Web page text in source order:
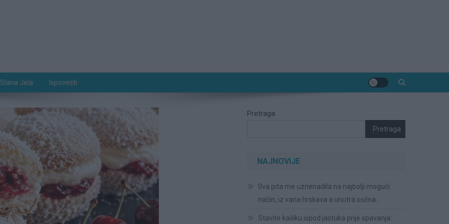
Slana Jela Ispovesti
Pretraga
Pretraga
NAJNOVIJE
0va pita me uznenadila na najbolji mogući
način, iz vana hrskava a unutra sočna…
Stavite kašiku ispod jastuka prije spavanja: